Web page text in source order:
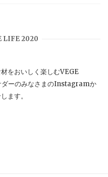
LIFE 2020
をおいしく楽しむVEGE
ーのみなさまのInstagramか
ます。